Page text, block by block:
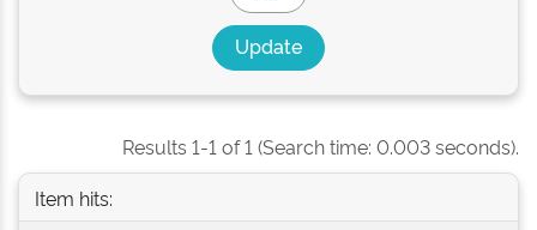
Results 1-1 of 1 (Search time: 0.003 seconds).
Item hits: